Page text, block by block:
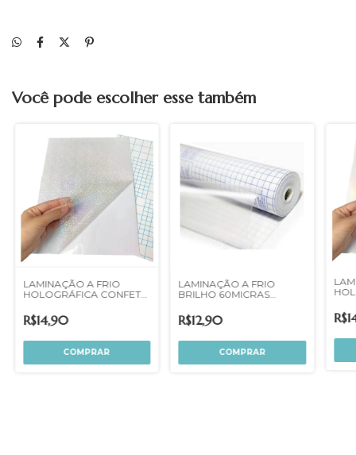
Você pode escolher esse também
LAMINAÇÃO A FRIO
HOLOGRÁFICA CONFETE
R$14,90
COMPRAR
LAMINAÇÃO A FRIO
BRILHO 60MICRAS
R$12,90
COMPRAR